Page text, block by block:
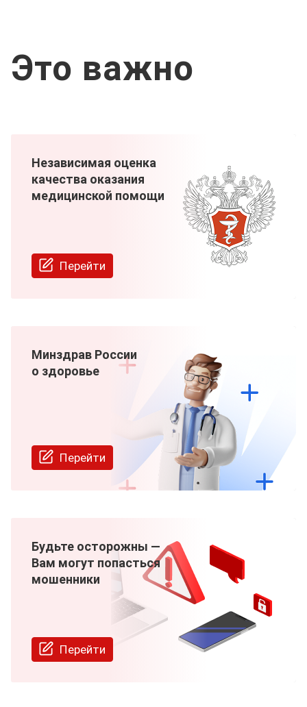
Это важно
Независимая оценка
качества оказания
медицинской помощи
Перейти
Минздрав России
о здоровье
Перейти
Будьте осторожны —
Вам могут попасться
мошенники
Перейти